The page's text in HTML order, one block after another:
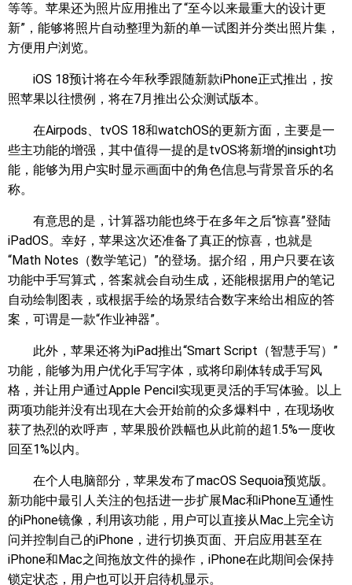
等等。苹果还为照片应用推出了“至今以来最重大的设计更
新”，能够将照片自动整理为新的单一试图并分类出照片集，
方便用户浏览。
iOS 18预计将在今年秋季跟随新款iPhone正式推出，按
照苹果以往惯例，将在7月推出公众测试版本。
在Airpods、tvOS 18和watchOS的更新方面，主要是一
些主功能的增强，其中值得一提的是tvOS将新增的insight功
能，能够为用户实时显示画面中的角色信息与背景音乐的名
称。
有意思的是，计算器功能也终于在多年之后“惊喜”登陆
iPadOS。幸好，苹果这次还准备了真正的惊喜，也就是
“Math Notes（数学笔记）”的登场。据介绍，用户只要在该
功能中手写算式，答案就会自动生成，还能根据用户的笔记
自动绘制图表，或根据手绘的场景结合数字来给出相应的答
案，可谓是一款“作业神器”。
此外，苹果还将为iPad推出“Smart Script（智慧手写）”
功能，能够为用户优化手写字体，或将印刷体转成手写风
格，并让用户通过Apple Pencil实现更灵活的手写体验。以上
两项功能并没有出现在大会开始前的众多爆料中，在现场收
获了热烈的欢呼声，苹果股价跌幅也从此前的超1.5%一度收
回至1%以内。
在个人电脑部分，苹果发布了macOS Sequoia预览版。
新功能中最引人关注的包括进一步扩展Mac和iPhone互通性
的iPhone镜像，利用该功能，用户可以直接从Mac上完全访
问并控制自己的iPhone，进行切换页面、开启应用甚至在
iPhone和Mac之间拖放文件的操作，iPhone在此期间会保持
锁定状态，用户也可以开启待机显示。